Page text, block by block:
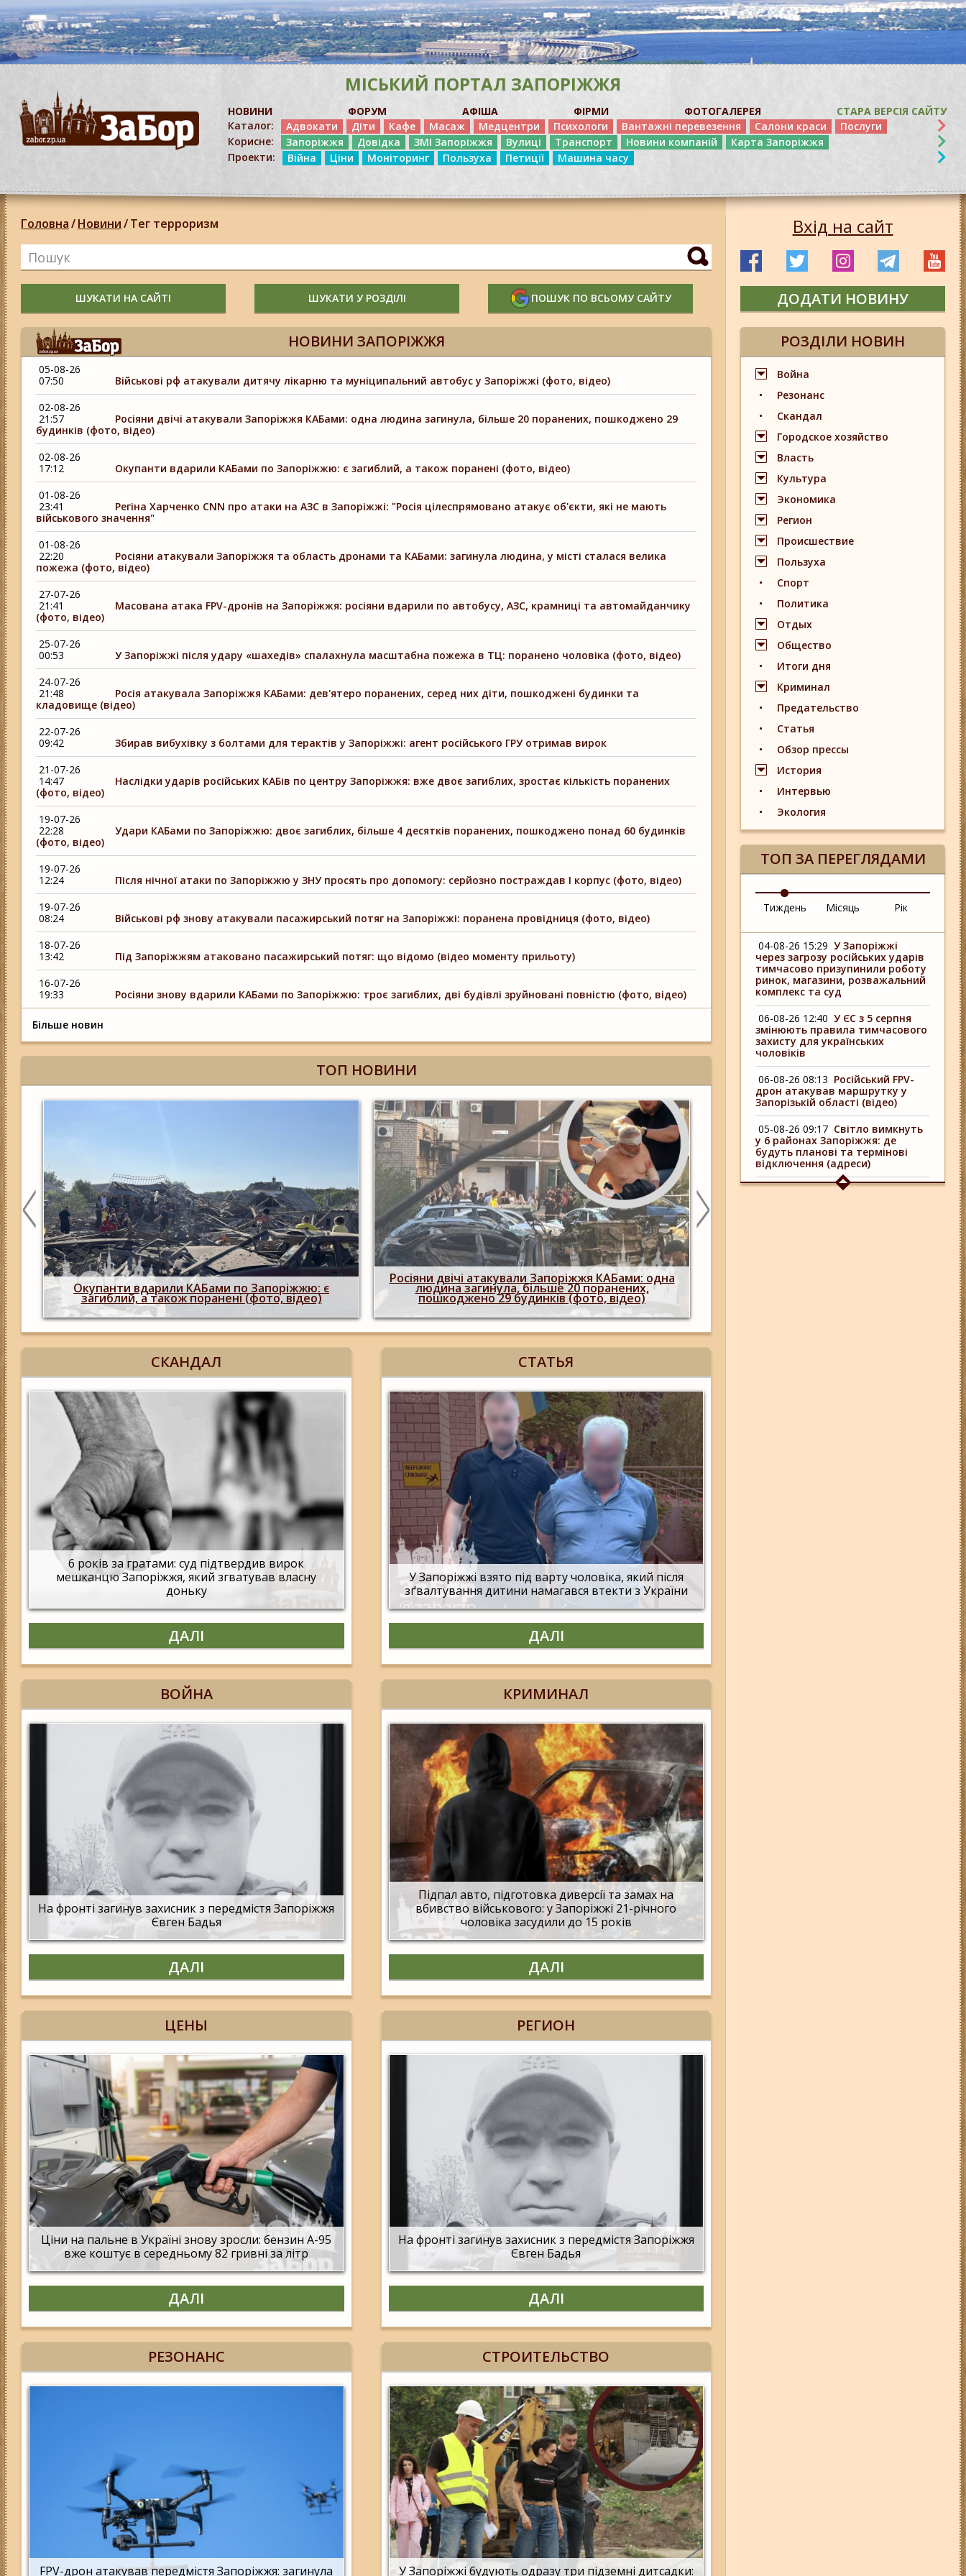
МІСЬКИЙ ПОРТАЛ ЗАПОРІЖЖЯ
НОВИНИ ФОРУМ АФІША ФІРМИ ФОТОГАЛЕРЕЯ
СТАРА ВЕРСІЯ САЙТУ
Каталог:
Адвокати Діти Кафе Масаж Медцентри Психологи Вантажні перевезення Салони краси
Послуги
Корисне:
Запоріжжя Довідка ЗМІ Запоріжжя Вулиці Транспорт Новини компаній
Карта Запоріжжя
Проекти:
Війна Ціни Моніторинг Пользуха Петиції Машина часу
Головна/Новини/Тег терроризм
ШУКАТИ НА САЙТІ ШУКАТИ У РОЗДІЛІ ПОШУК ПО ВСЬОМУ САЙТУ
НОВИНИ ЗАПОРІЖЖЯ
05-08-26
07:50
Військові рф атакували дитячу лікарню та муніципальний автобус у Запоріжжі (фото, відео)
02-08-26
21:57
Росіяни двічі атакували Запоріжжя КАБами: одна людина загинула, більше 20 поранених, пошкоджено 29
будинків (фото, відео)
02-08-26
17:12
Окупанти вдарили КАБами по Запоріжжю: є загиблий, а також поранені (фото, відео)
01-08-26
23:41
Регіна Харченко CNN про атаки на АЗС в Запоріжжі: "Росія цілеспрямовано атакує об'єкти, які не мають
військового значення"
01-08-26
22:20
Росіяни атакували Запоріжжя та область дронами та КАБами: загинула людина, у місті сталася велика
пожежа (фото, відео)
27-07-26
21:41
Масована атака FPV-дронів на Запоріжжя: росіяни вдарили по автобусу, АЗС, крамниці та автомайданчику
(фото, відео)
25-07-26
00:53
У Запоріжжі після удару «шахедів» спалахнула масштабна пожежа в ТЦ: поранено чоловіка (фото, відео)
24-07-26
21:48
Росія атакувала Запоріжжя КАБами: дев'ятеро поранених, серед них діти, пошкоджені будинки та
кладовище (відео)
22-07-26
09:42
Збирав вибухівку з болтами для терактів у Запоріжжі: агент російського ГРУ отримав вирок
21-07-26
14:47
Наслідки ударів російських КАБів по центру Запоріжжя: вже двоє загиблих, зростає кількість поранених
(фото, відео)
19-07-26
22:28
Удари КАБами по Запоріжжю: двоє загиблих, більше 4 десятків поранених, пошкоджено понад 60 будинків
(фото, відео)
19-07-26
12:24
Після нічної атаки по Запоріжжю у ЗНУ просять про допомогу: серйозно постраждав І корпус (фото, відео)
19-07-26
08:24
Військові рф знову атакували пасажирський потяг на Запоріжжі: поранена провідниця (фото, відео)
18-07-26
13:42
Під Запоріжжям атаковано пасажирський потяг: що відомо (відео моменту прильоту)
16-07-26
19:33
Росіяни знову вдарили КАБами по Запоріжжю: троє загиблих, дві будівлі зруйновані повністю (фото, відео)
Більше новин
ТОП НОВИНИ
Росіяни двічі атакували Запоріжжя КАБами: одна
людина загинула, більше 20 поранених,
пошкоджено 29 будинків (фото, відео)
Побиття, "ями" та накази стріляти по своїх:
опублікували розслідування про 225-й окремий
штурмовий полк, що зараз знаходиться на
Запорізькому напрямку
У Запоріжжі через загрозу російських
тимчасово призупинили роботу ринок,
СКАНДАЛ
6 років за гратами: суд підтвердив вирок
мешканцю Запоріжжя, який згватував власну
доньку
ДАЛІ
СТАТЬЯ
У Запоріжжі взято під варту чоловіка, який після
зґвалтування дитини намагався втекти з України
ДАЛІ
ВОЙНА
На фронті загинув захисник з передмістя Запоріжжя
Євген Бадья
ДАЛІ
КРИМИНАЛ
Підпал авто, підготовка диверсії та замах на
вбивство військового: у Запоріжжі 21-річного
чоловіка засудили до 15 років
ДАЛІ
ЦЕНЫ
Ціни на пальне в Україні знову зросли: бензин А-95
вже коштує в середньому 82 гривні за літр
ДАЛІ
РЕГИОН
На фронті загинув захисник з передмістя Запоріжжя
Євген Бадья
ДАЛІ
РЕЗОНАНС
FPV-дрон атакував передмістя Запоріжжя: загинула
СТРОИТЕЛЬСТВО
У Запоріжжі будують одразу три підземні дитсадки:
Вхід на сайт
ДОДАТИ НОВИНУ
РОЗДІЛИ НОВИН
Война
Резонанс
Скандал
Городское хозяйство
Власть
Культура
Экономика
Регион
Происшествие
Пользуха
Спорт
Политика
Отдых
Общество
Итоги дня
Криминал
Предательство
Статья
Обзор прессы
История
Интервью
Экология
ТОП ЗА ПЕРЕГЛЯДАМИ
Тиждень Місяць Рік
04-08-26 15:29 У Запоріжжі
через загрозу російських ударів
тимчасово призупинили роботу
ринок, магазини, розважальний
комплекс та суд
06-08-26 12:40 У ЄС з 5 серпня
змінюють правила тимчасового
захисту для українських
чоловіків
06-08-26 08:13 Російський FPV-
дрон атакував маршрутку у
Запорізькій області (відео)
05-08-26 09:17 Світло вимкнуть
у 6 районах Запоріжжя: де
будуть планові та термінові
відключення (адреси)
04-08-26 09:16 У 6 районах